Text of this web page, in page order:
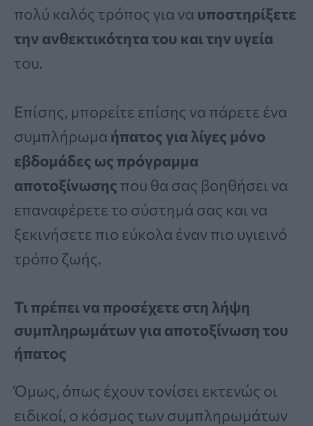
πολύ καλός τρόπος για να υποστηρίξετε
την ανθεκτικότητα του και την υγεία
του.
Επίσης, μπορείτε επίσης να πάρετε ένα
συμπλήρωμα ήπατος για λίγες μόνο
εβδομάδες ως πρόγραμμα
αποτοξίνωσης που θα σας βοηθήσει να
επαναφέρετε το σύστημά σας και να
ξεκινήσετε πιο εύκολα έναν πιο υγιεινό
τρόπο ζωής.
Τι πρέπει να προσέχετε στη λήψη
συμπληρωμάτων για αποτοξίνωση του
ήπατος
Όμως, όπως έχουν τονίσει εκτενώς οι
ειδικοί, ο κόσμος των συμπληρωμάτων